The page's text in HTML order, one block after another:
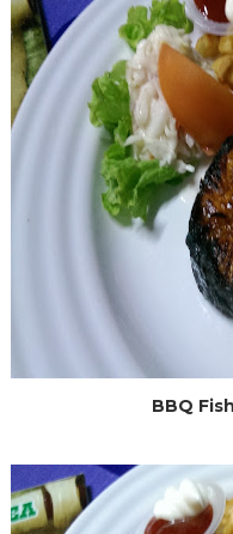
BBQ